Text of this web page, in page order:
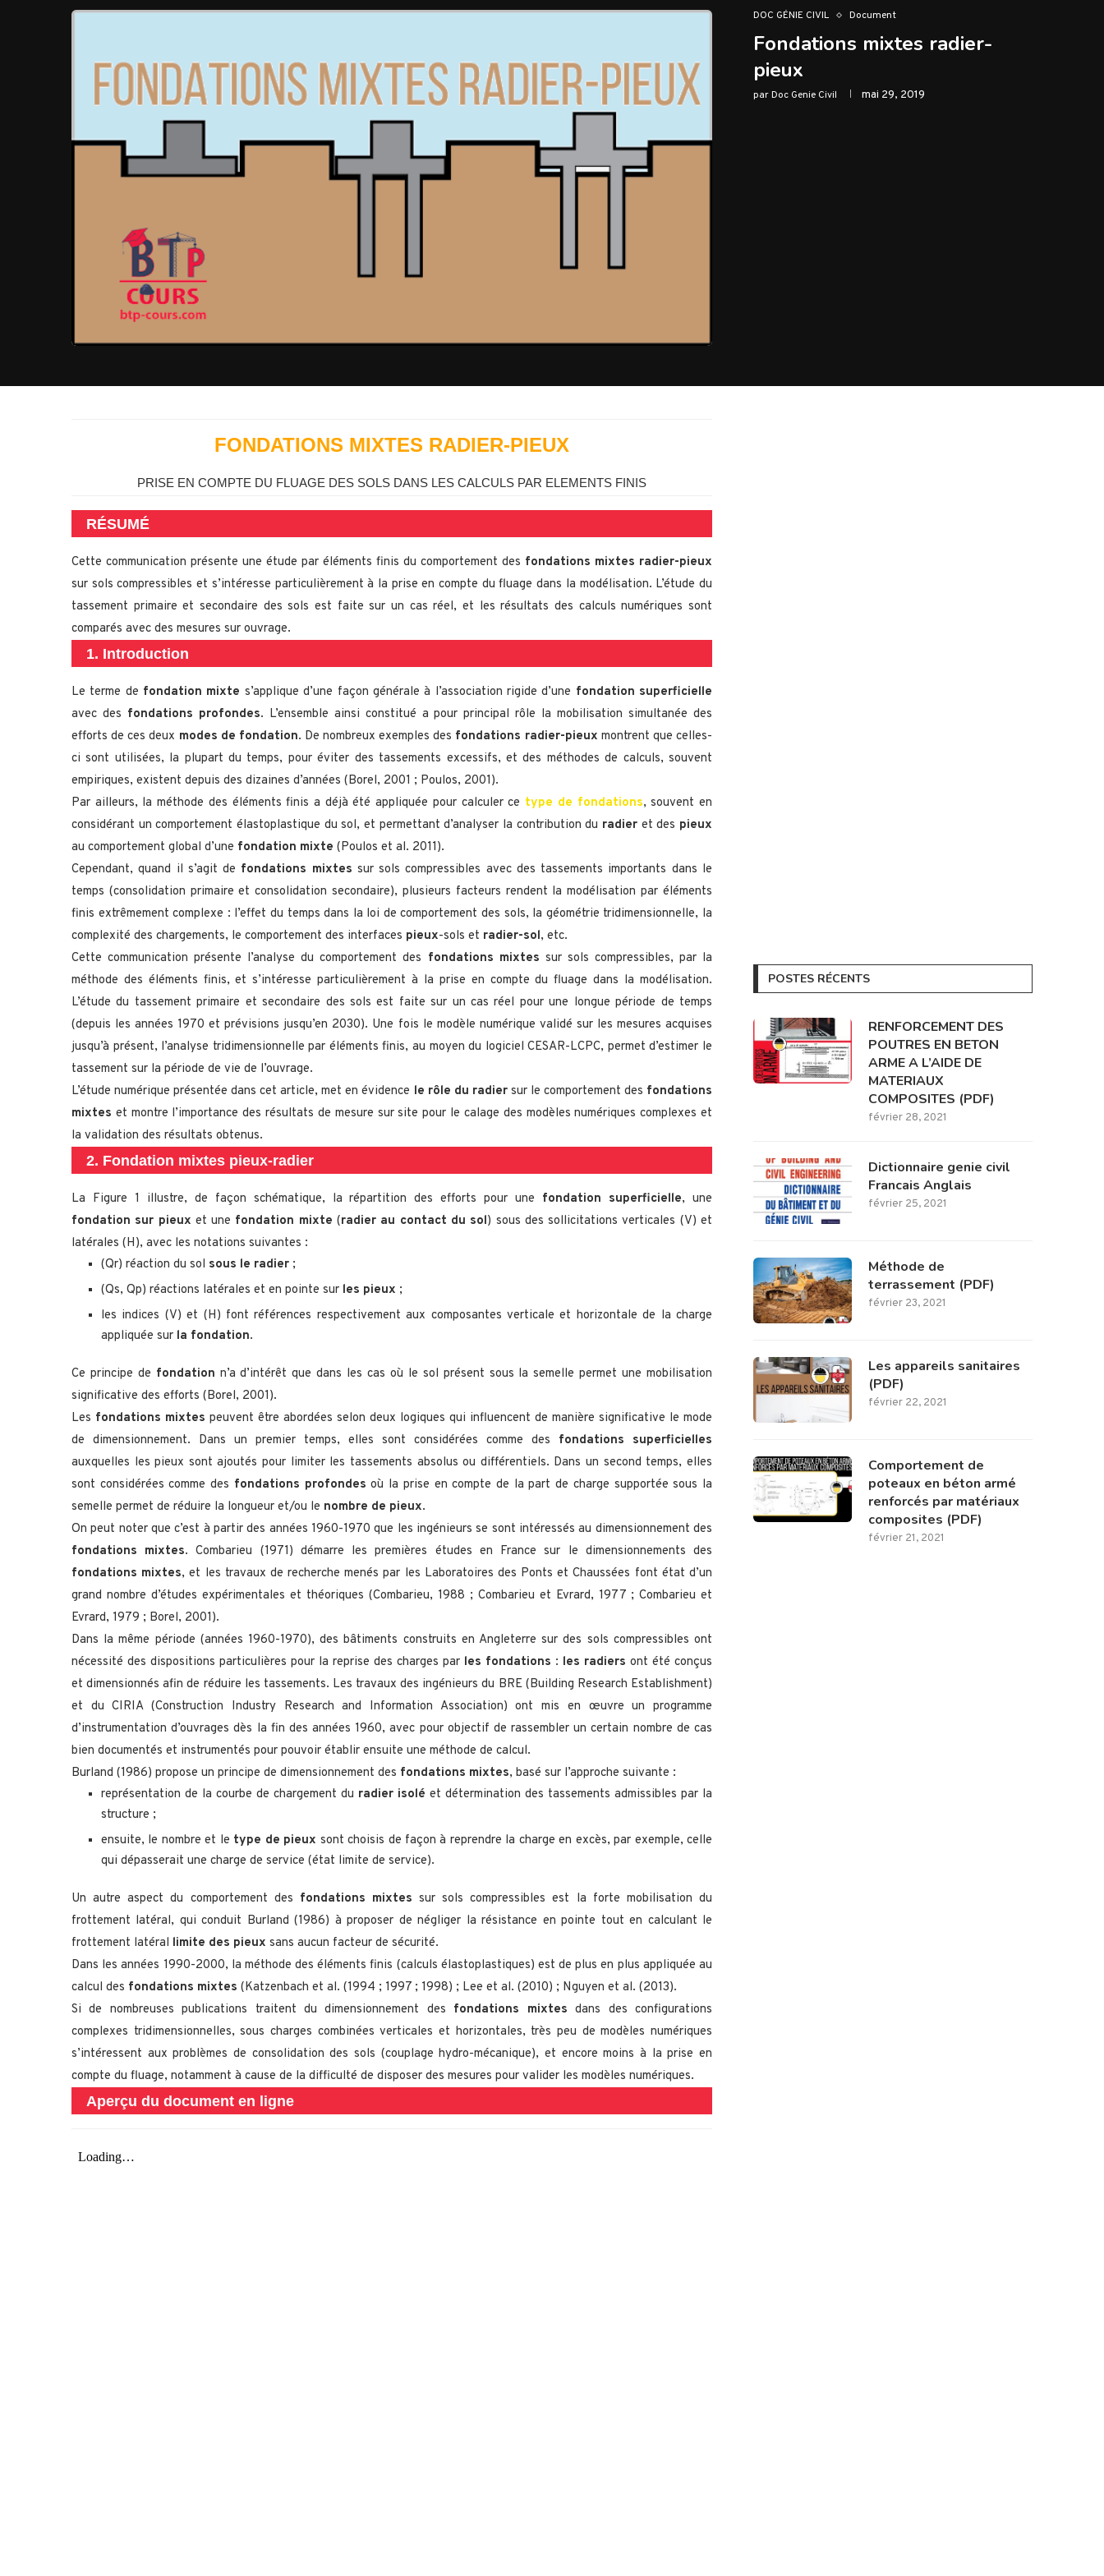
DOC GÉNIE CIVIL Document
Fondations mixtes radier-
pieux
parDoc Genie Civil mai 29, 2019
FONDATIONS MIXTES RADIER-PIEUX
PRISE EN COMPTE DU FLUAGE DES SOLS DANS LES CALCULS PAR ELEMENTS FINIS
RÉSUMÉ
Cette communication présente une étude par éléments finis du comportement des fondations mixtes radier-pieux
sur sols compressibles et s’intéresse particulièrement à la prise en compte du fluage dans la modélisation. L’étude du
tassement primaire et secondaire des sols est faite sur un cas réel, et les résultats des calculs numériques sont
comparés avec des mesures sur ouvrage.
1. Introduction
Le terme de fondation mixte s’applique d’une façon générale à l’association rigide d’une fondation superficielle
avec des fondations profondes. L’ensemble ainsi constitué a pour principal rôle la mobilisation simultanée des
efforts de ces deux modes de fondation. De nombreux exemples des fondations radier-pieux montrent que celles-
ci sont utilisées, la plupart du temps, pour éviter des tassements excessifs, et des méthodes de calculs, souvent
empiriques, existent depuis des dizaines d’années (Borel, 2001 ; Poulos, 2001).
Par ailleurs, la méthode des éléments finis a déjà été appliquée pour calculer ce type de fondations, souvent en
considérant un comportement élastoplastique du sol, et permettant d’analyser la contribution du radier et des pieux
au comportement global d’une fondation mixte (Poulos et al. 2011).
Cependant, quand il s’agit de fondations mixtes sur sols compressibles avec des tassements importants dans le
temps (consolidation primaire et consolidation secondaire), plusieurs facteurs rendent la modélisation par éléments
finis extrêmement complexe : l’effet du temps dans la loi de comportement des sols, la géométrie tridimensionnelle, la
complexité des chargements, le comportement des interfaces pieux-sols et radier-sol, etc.
Cette communication présente l’analyse du comportement des fondations mixtes sur sols compressibles, par la
méthode des éléments finis, et s’intéresse particulièrement à la prise en compte du fluage dans la modélisation.
L’étude du tassement primaire et secondaire des sols est faite sur un cas réel pour une longue période de temps
(depuis les années 1970 et prévisions jusqu’en 2030). Une fois le modèle numérique validé sur les mesures acquises
jusqu’à présent, l’analyse tridimensionnelle par éléments finis, au moyen du logiciel CESAR-LCPC, permet d’estimer le
tassement sur la période de vie de l’ouvrage.
L’étude numérique présentée dans cet article, met en évidence le rôle du radiersur le comportement des fondations
mixtes et montre l’importance des résultats de mesure sur site pour le calage des modèles numériques complexes et
la validation des résultats obtenus.
2. Fondation mixtes pieux-radier
La Figure 1 illustre, de façon schématique, la répartition des efforts pour une fondation superficielle, une
fondation sur pieux et une fondation mixte (radier au contact du sol) sous des sollicitations verticales (V) et
latérales (H), avec les notations suivantes :
(Qr) réaction du sol sous le radier ;
(Qs, Qp) réactions latérales et en pointe sur les pieux ;
les indices (V) et (H) font références respectivement aux composantes verticale et horizontale de la charge
appliquée sur la fondation.
Ce principe de fondation n’a d’intérêt que dans les cas où le sol présent sous la semelle permet une mobilisation
significative des efforts (Borel, 2001).
Les fondations mixtes peuvent être abordées selon deux logiques qui influencent de manière significative le mode
de dimensionnement. Dans un premier temps, elles sont considérées comme des fondations superficielles
auxquelles les pieux sont ajoutés pour limiter les tassements absolus ou différentiels. Dans un second temps, elles
sont considérées comme des fondations profondes où la prise en compte de la part de charge supportée sous la
semelle permet de réduire la longueur et/ou le nombre de pieux.
On peut noter que c’est à partir des années 1960-1970 que les ingénieurs se sont intéressés au dimensionnement des
fondations mixtes. Combarieu (1971) démarre les premières études en France sur le dimensionnements des
fondations mixtes, et les travaux de recherche menés par les Laboratoires des Ponts et Chaussées font état d’un
grand nombre d’études expérimentales et théoriques (Combarieu, 1988 ; Combarieu et Evrard, 1977 ; Combarieu et
Evrard, 1979 ; Borel, 2001).
Dans la même période (années 1960-1970), des bâtiments construits en Angleterre sur des sols compressibles ont
nécessité des dispositions particulières pour la reprise des charges par les fondations : les radiers ont été conçus
et dimensionnés afin de réduire les tassements. Les travaux des ingénieurs du BRE (Building Research Establishment)
et du CIRIA (Construction Industry Research and Information Association) ont mis en œuvre un programme
d’instrumentation d’ouvrages dès la fin des années 1960, avec pour objectif de rassembler un certain nombre de cas
bien documentés et instrumentés pour pouvoir établir ensuite une méthode de calcul.
Burland (1986) propose un principe de dimensionnement des fondations mixtes, basé sur l’approche suivante :
représentation de la courbe de chargement du radier isolé et détermination des tassements admissibles par la
structure ;
ensuite, le nombre et le type de pieux sont choisis de façon à reprendre la charge en excès, par exemple, celle
qui dépasserait une charge de service (état limite de service).
Un autre aspect du comportement des fondations mixtes sur sols compressibles est la forte mobilisation du
frottement latéral, qui conduit Burland (1986) à proposer de négliger la résistance en pointe tout en calculant le
frottement latéral limite des pieux sans aucun facteur de sécurité.
Dans les années 1990-2000, la méthode des éléments finis (calculs élastoplastiques) est de plus en plus appliquée au
calcul des fondations mixtes (Katzenbach et al. (1994 ; 1997 ; 1998) ; Lee et al. (2010) ; Nguyen et al. (2013).
Si de nombreuses publications traitent du dimensionnement des fondations mixtes dans des configurations
complexes tridimensionnelles, sous charges combinées verticales et horizontales, très peu de modèles numériques
s’intéressent aux problèmes de consolidation des sols (couplage hydro-mécanique), et encore moins à la prise en
compte du fluage, notamment à cause de la difficulté de disposer des mesures pour valider les modèles numériques.
Aperçu du document en ligne
POSTES RÉCENTS
RENFORCEMENT DES
POUTRES EN BETON
ARME A L’AIDE DE
MATERIAUX
COMPOSITES (PDF)
février 28, 2021
Dictionnaire genie civil
Francais Anglais
février 25, 2021
Méthode de
terrassement (PDF)
février 23, 2021
Les appareils sanitaires
(PDF)
février 22, 2021
Comportement de
poteaux en béton armé
renforcés par matériaux
composites (PDF)
février 21, 2021